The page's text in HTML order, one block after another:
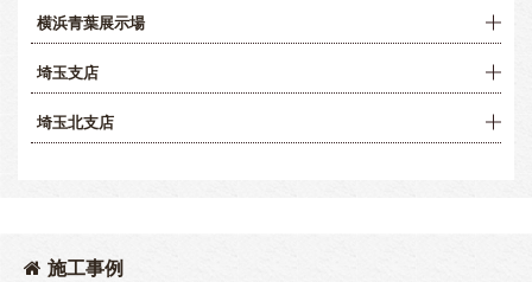
横浜青葉展示場
埼玉支店
埼玉北支店
施工事例